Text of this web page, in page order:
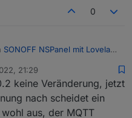
0
SONOFF NSPanel mit Lovelace
mal testen, falls noch
wäre es wert, wobei das
reagiert, die kommen ja
21:29
keine Veränderung, jetzt
nach scheidet ein
aus, der MQTT